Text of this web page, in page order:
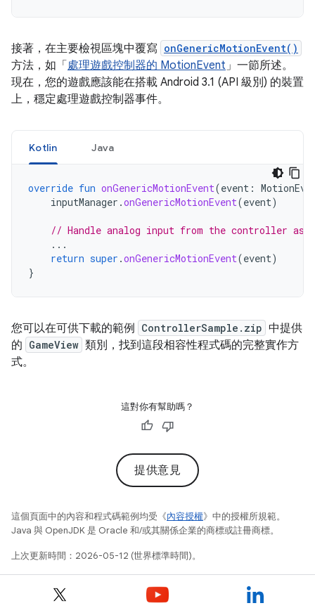
接著，在主要檢視區塊中覆寫 onGenericMotionEvent()
方法，如「處理遊戲控制器的 MotionEvent 」一節所述。
現在，您的遊戲應該能在搭載 Android 3.1 (API 級別) 的裝置
上，穩定處理遊戲控制器事件。
Kotlin Java
override fun onGenericMotionEvent(event :
inputManager .onGenericMotionEvent(event)
// Handle analog input from the controller as
...
return super .onGenericMotionEvent(event)
}
您可以在可供下載的範例 ControllerSample.zip 中提供
的 GameView 類別，找到這段相容性程式碼的完整實作方
式。
這對你有幫助嗎？
提供意見
這個頁面中的內容和程式碼範例均受《內容授權》中的授權所規範。
Java 與 OpenJDK 是 Oracle 和/或其關係企業的商標或註冊商標。
上次更新時間：2026-05-12 (世界標準時間)。